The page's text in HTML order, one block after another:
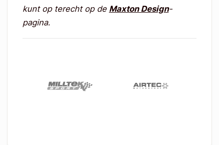
kunt op terecht op de Maxton Design-
pagina.